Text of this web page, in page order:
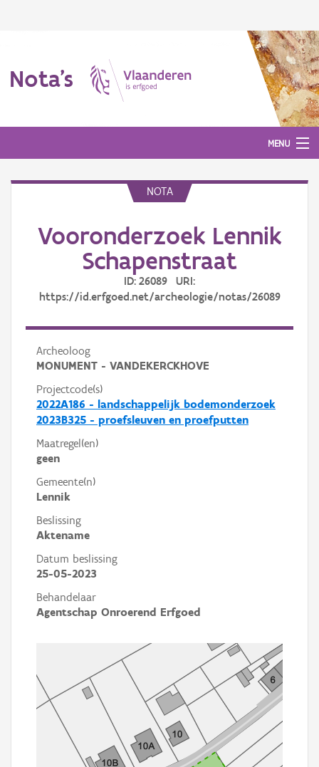
Nota's
MENU
Aanmelden
NOTA
Vooronderzoek Lennik
Schapenstraat
ID: 26089 URI:
https://id.erfgoed.net/archeologie/notas/26089
Archeoloog
MONUMENT - VANDEKERCKHOVE
Projectcode(s)
2022A186 - landschappelijk bodemonderzoek
2023B325 - proefsleuven en proefputten
Maatregel(en)
geen
Gemeente(n)
Lennik
Beslissing
Aktename
Datum beslissing
25-05-2023
Behandelaar
Agentschap Onroerend Erfgoed